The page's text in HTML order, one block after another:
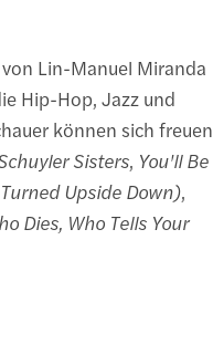
Lin-Manuel Miranda
Hip-Hop, Jazz und
können sich freuen
Sisters, You'll Be
Upside Down),
Dies, Who Tells Your